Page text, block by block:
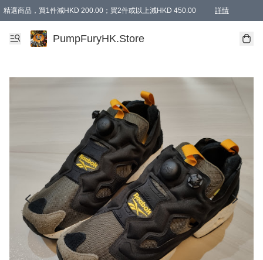
精選商品，買1件減HKD 200.00；買2件或以上減HKD 450.00 詳情
AAPE商品,會員專享9折或以上（按會員等級）AAPE products, members can
精選商品，任選買2件或以上減HKD 100.00
購物滿 HKD 800.00即享免運費優惠！（適用於 特定的送貨方式 )
PumpFuryHK.Store